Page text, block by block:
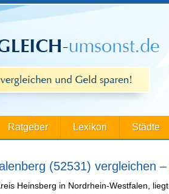
Ratgeber Lexikon Städte
(52531) vergleichen
Heinsberg in Nordrhein-Westfalen,